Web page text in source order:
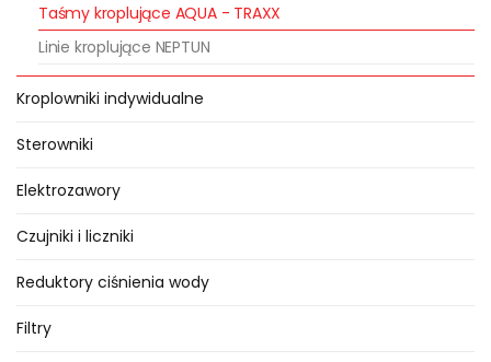
Taśmy kroplujące AQUA - TRAXX
Linie kroplujące NEPTUN
Kroplowniki indywidualne
Sterowniki
Elektrozawory
Czujniki i liczniki
Reduktory ciśnienia wody
Filtry